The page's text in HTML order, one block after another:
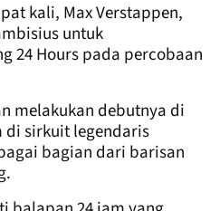
kali, Max Verstappen,
untuk
24 Hours pada percobaan
melakukan debutnya di
di sirkuit legendaris
bagian dari barisan